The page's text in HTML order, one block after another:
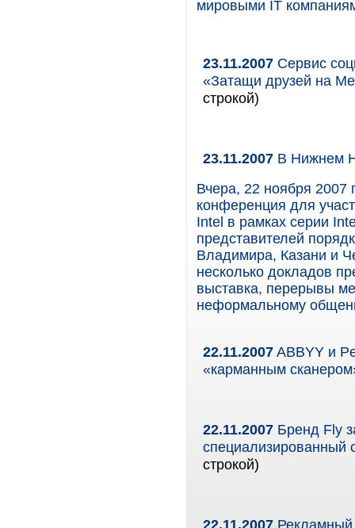
мировыми IT
23.11.2007 Сервис
«Затащи друзей на
строкой)
23.11.2007 В Нижнем
Вчера, 22 ноября
конференция для
Intel в рамках серии
представителей
Владимира, Казани и
несколько докладов
выставка, перерывы
неформальному
22.11.2007ABBYY и
«карманным
22.11.2007 Бренд Fly
специализированный
строкой)
22.11.2007 Рекламный